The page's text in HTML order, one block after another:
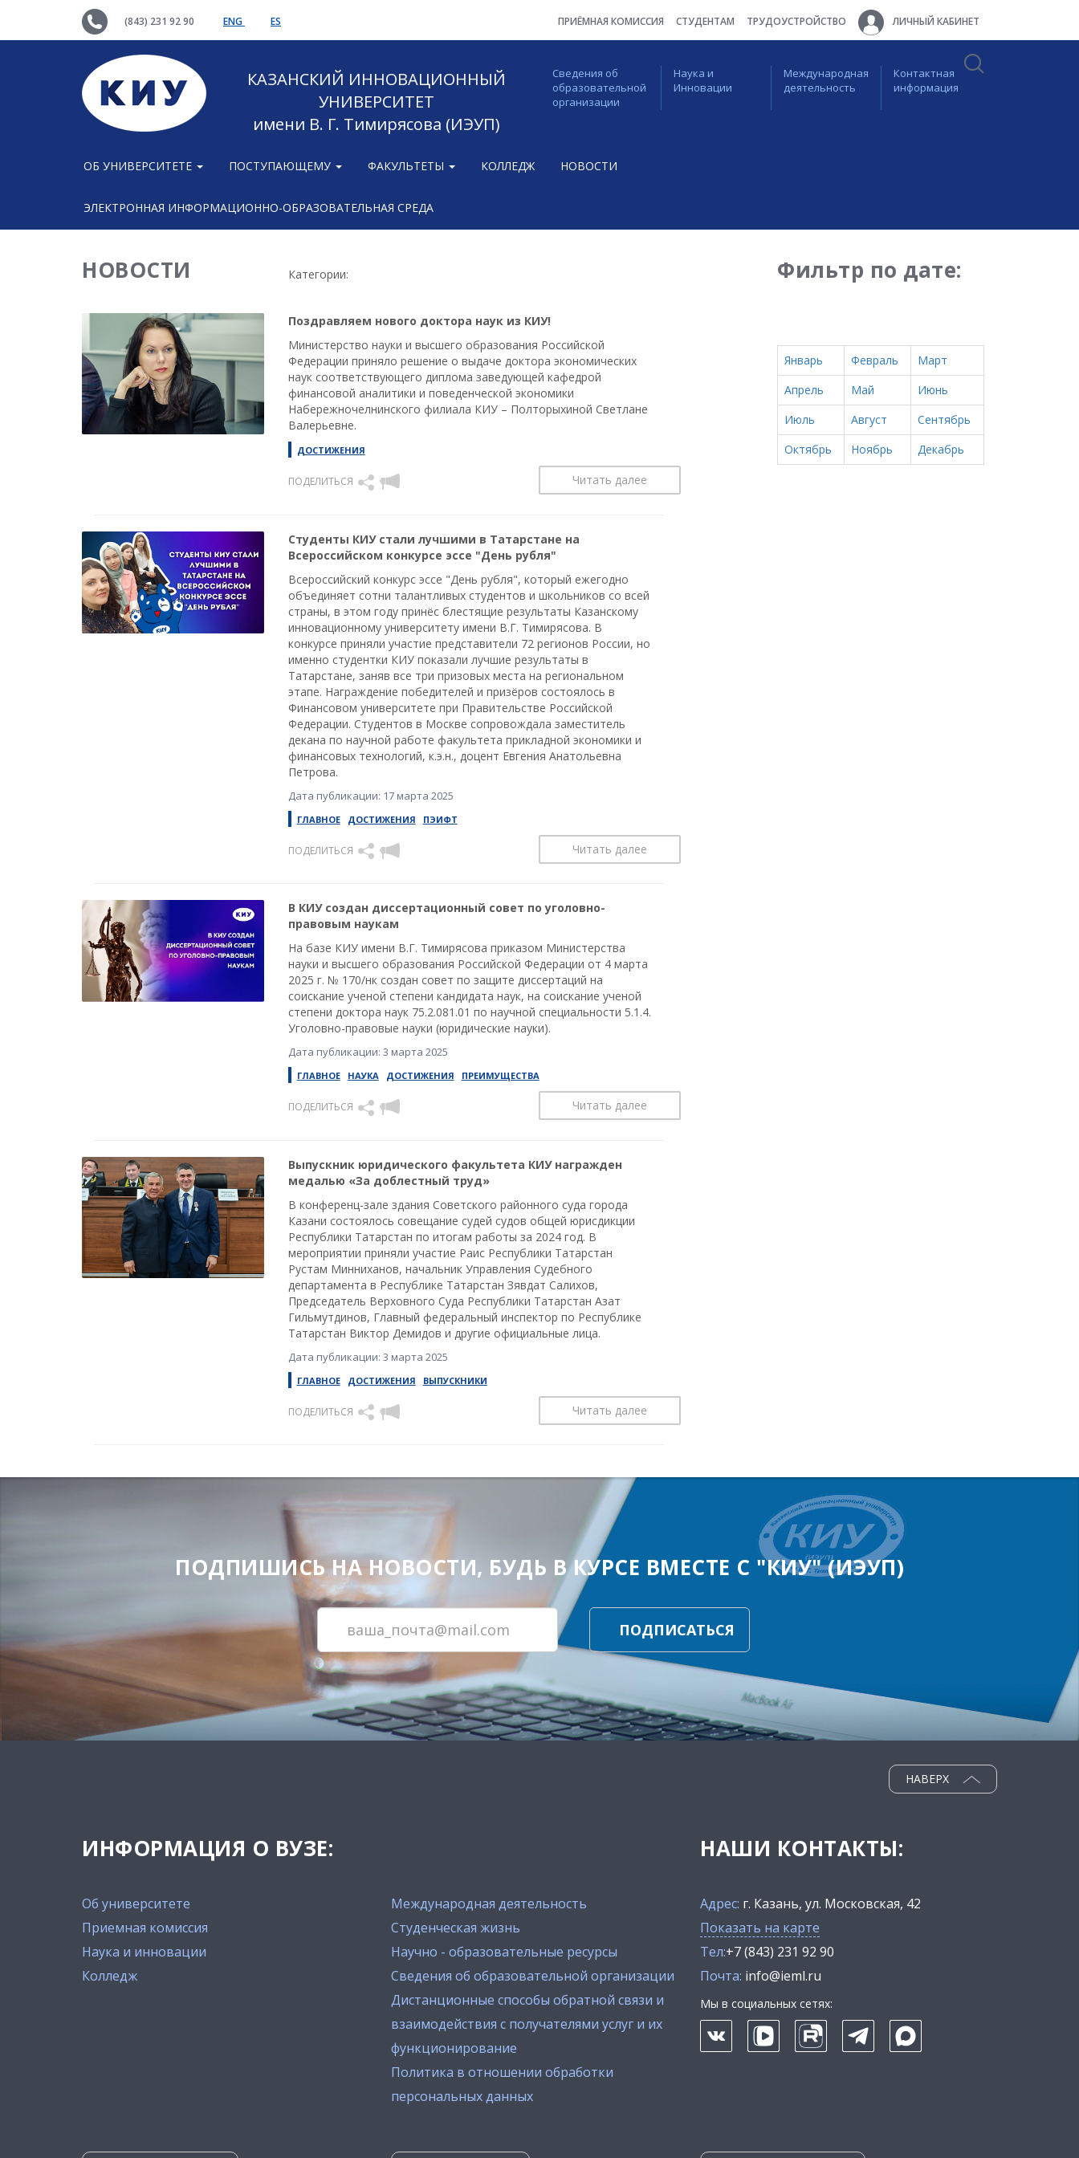
(843) 231 92 90 ENG ES ПРИЁМНАЯ КОМИССИЯ СТУДЕНТАМ ТРУДОУСТРОЙСТВО ЛИЧНЫЙ КАБИНЕТ
КАЗАНСКИЙ ИННОВАЦИОННЫЙ
УНИВЕРСИТЕТ
имени В. Г. Тимирясова (ИЭУП)
Сведения об
образовательной
организации
Наука и
Инновации
Международная
деятельность
Контактная
информация
ОБ УНИВЕРСИТЕТЕ ПОСТУПАЮЩЕМУ ФАКУЛЬТЕТЫ КОЛЛЕДЖ НОВОСТИ
ЭЛЕКТРОННАЯ ИНФОРМАЦИОННО-ОБРАЗОВАТЕЛЬНАЯ СРЕДА
НОВОСТИ Категории:
Поздравляем нового доктора наук из КИУ!
Министерство науки и высшего образования Российской
Федерации приняло решение о выдаче доктора экономических
наук соответствующего диплома заведующей кафедрой
финансовой аналитики и поведенческой экономики
Набережночелнинского филиала КИУ – Полторыхиной Светлане
Валерьевне.
ДОСТИЖЕНИЯ
ПОДЕЛИТЬСЯ Читать далее
Студенты КИУ стали лучшими в Татарстане на
Всероссийском конкурсе эссе "День рубля"
Всероссийский конкурс эссе "День рубля", который ежегодно
объединяет сотни талантливых студентов и школьников со всей
страны, в этом году принёс блестящие результаты Казанскому
инновационному университету имени В.Г. Тимирясова. В
конкурсе приняли участие представители 72 регионов России, но
именно студентки КИУ показали лучшие результаты в
Татарстане, заняв все три призовых места на региональном
этапе. Награждение победителей и призёров состоялось в
Финансовом университете при Правительстве Российской
Федерации. Студентов в Москве сопровождала заместитель
декана по научной работе факультета прикладной экономики и
финансовых технологий, к.э.н., доцент Евгения Анатольевна
Петрова.
Дата публикации: 17 марта 2025
ГЛАВНОЕ ДОСТИЖЕНИЯ ПЭИФТ
ПОДЕЛИТЬСЯ Читать далее
В КИУ создан диссертационный совет по уголовно-
правовым наукам
На базе КИУ имени В.Г. Тимирясова приказом Министерства
науки и высшего образования Российской Федерации от 4 марта
2025 г. № 170/нк создан совет по защите диссертаций на
соискание ученой степени кандидата наук, на соискание ученой
степени доктора наук 75.2.081.01 по научной специальности 5.1.4.
Уголовно-правовые науки (юридические науки).
Дата публикации: 3 марта 2025
ГЛАВНОЕ НАУКА ДОСТИЖЕНИЯ ПРЕИМУЩЕСТВА
ПОДЕЛИТЬСЯ Читать далее
Выпускник юридического факультета КИУ награжден
медалью «За доблестный труд»
В конференц-зале здания Советского районного суда города
Казани состоялось совещание судей судов общей юрисдикции
Республики Татарстан по итогам работы за 2024 год. В
мероприятии приняли участие Раис Республики Татарстан
Рустам Минниханов, начальник Управления Судебного
департамента в Республике Татарстан Зявдат Салихов,
Председатель Верховного Суда Республики Татарстан Азат
Гильмутдинов, Главный федеральный инспектор по Республике
Татарстан Виктор Демидов и другие официальные лица.
Дата публикации: 3 марта 2025
ГЛАВНОЕ ДОСТИЖЕНИЯ ВЫПУСКНИКИ
ПОДЕЛИТЬСЯ Читать далее
Фильтр по дате:
Январь Февраль
Март
Апрель
Май
Июнь
Июль
Август
Сентябрь
Октябрь
Ноябрь Декабрь
ПОДПИШИСЬ НА НОВОСТИ, БУДЬ В КУРСЕ ВМЕСТЕ С "КИУ" (ИЭУП)
ПОДПИСАТЬСЯ
ИНФОРМАЦИЯ О ВУЗЕ:
Об университете
Приемная комиссия
Наука и инновации
Колледж
Международная деятельность
Студенческая жизнь
Научно - образовательные ресурсы
Сведения об образовательной организации
Дистанционные способы обратной связи и
взаимодействия с получателями услуг и их
функционирование
Политика в отношении обработки
персональных данных
НАВЕРХ
НАШИ КОНТАКТЫ:
Адрес: г. Казань, ул. Московская, 42
Показать на карте
Тел:+7 (843) 231 92 90
Почта: info@ieml.ru
Мы в социальных сетях: